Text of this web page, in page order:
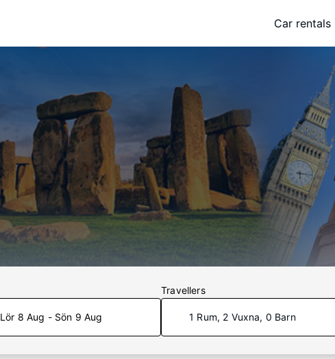
Car rentals
Lör 8 Aug - Sön 9 Aug
Travellers
1 Rum, 2 Vuxna, 0 Barn